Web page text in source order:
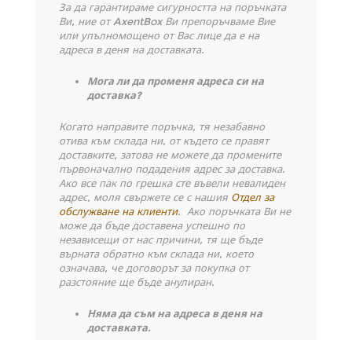
За да гарантираме сигурността на поръчката
Ви, ние отAxentBox Ви препоръчваме Вие
или упълномощено от Вас лице да е на
адреса в деня на доставката.
Мога ли да променя адреса си на
доставка?
Когато направите поръчка, тя незабавно
отива към склада ни, от където се правят
доставките, затова не можете да промените
първоначално подадения адрес за доставка.
Ако все пак по грешка сте въвели невалиден
адрес, моля свържете се с нашия Отдел за
обслужване на клиенти. Ако поръчката Ви не
може да бъде доставена успешно по
независещи от нас причини, тя ще бъде
върната обратно към склада ни, което
означава, че договорът за покупка от
разстояние ще бъде анулиран.
Няма да съм на адреса в деня на
доставката.